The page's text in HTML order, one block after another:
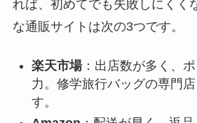
れば、初めてでも失敗しにくく
な通販サイトは次の3つです。
楽天市場：出店数が多く、
力。修学旅行バッグの専門
す。